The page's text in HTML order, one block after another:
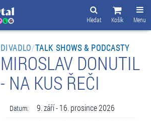
Menu
Košík
Hledat
DIVADLO/TALK SHOWS & PODCASTY
MIROSLAV DONUTIL
- NA KUS ŘEČI
Datum: 9. září - 16. prosince 2026